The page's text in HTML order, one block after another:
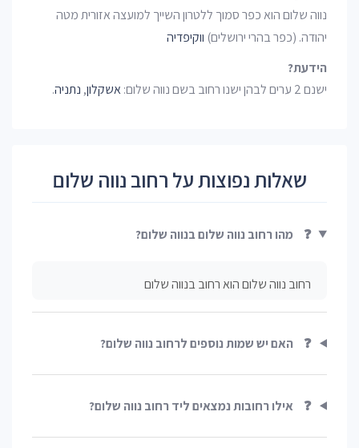
נווה שלום הוא כפר סמוך ללטרון השייך למועצה אזורית מטה
יהודה. (כפר בהרי ירושלים) ווקיפדיה
הידעת?
ישנם 2 ערים לבהן ישנו רחוב בשם נווה שלום:
אשקלון, נתניה.
שאלות נפוצות על רחוב נווה שלום
❓ מהו רחוב נווה שלום בנווה שלום?
רחוב נווה שלום הוא רחוב בנווה שלום
❓ האם יש שמות נוספים לרחוב נווה שלום?
❓ אילו רחובות נמצאים ליד רחוב נווה שלום?